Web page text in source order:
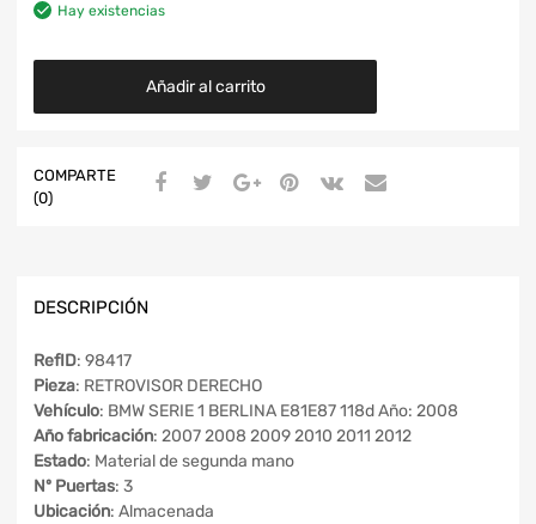
Hay existencias
Añadir al carrito
COMPARTE
(0)
DESCRIPCIÓN
RefID: 98417
Pieza: RETROVISOR DERECHO
Vehículo: BMW SERIE 1 BERLINA E81E87 118d Año: 2008
Año fabricación: 2007 2008 2009 2010 2011 2012
Estado: Material de segunda mano
Nº Puertas: 3
Ubicación: Almacenada